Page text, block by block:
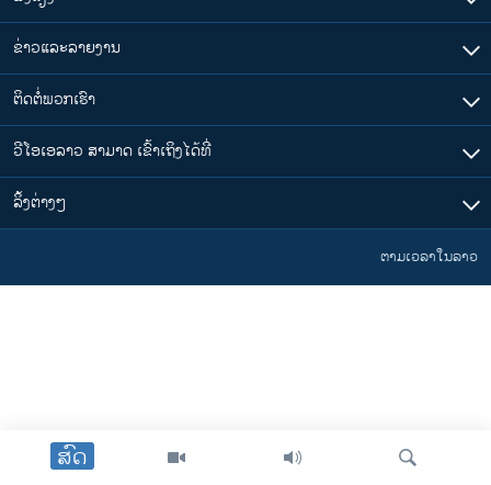
ສົດ
ຂ່າວແລະລາຍງານ
ຕິດຕໍ່ພວກເຮົາ
ວີໂອເອລາວ ສາມາດ ເຂົ້າເຖິງໄດ້ທີ່
​ລິ້ງ​ຕ່າງໆ
ຕາມເວລາໃນລາວ